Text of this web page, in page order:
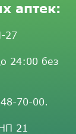
аптек:
27
24:00 без
70-00.
21